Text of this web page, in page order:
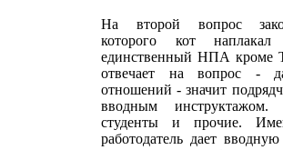
На второй вопрос
которого кот
единственный НПА кроме
отвечает на вопрос -
отношений - значит
вводным инструктажом.
студенты и прочие.
работодатель дает